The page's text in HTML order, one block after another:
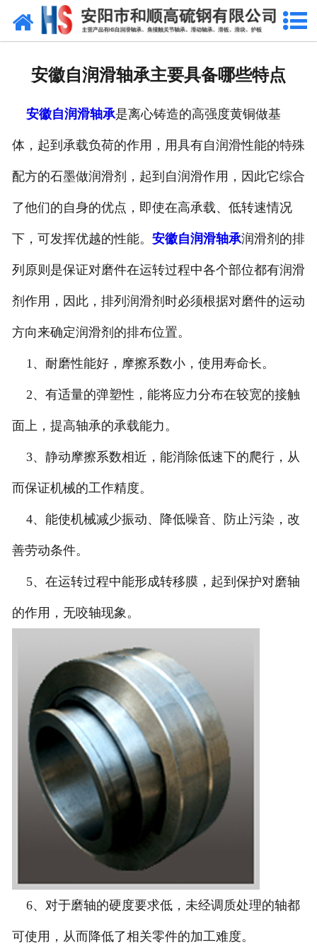
网站首页
技术参数
业绩证明
联系我们
安徽自润滑轴承主要具备哪些特点
安徽自润滑轴承是离心铸造的高强度黄铜做基
体，起到承载负荷的作用，用具有自润滑性能的特殊
配方的石墨做润滑剂，起到自润滑作用，因此它综合
了他们的自身的优点，即使在高承载、低转速情况
下，可发挥优越的性能。 安徽自润滑轴承润滑剂的排
列原则是保证对磨件在运转过程中各个部位都有润滑
剂作用，因此，排列润滑剂时必须根据对磨件的运动
方向来确定润滑剂的排布位置。
1、耐磨性能好，摩擦系数小，使用寿命长。
2、有适量的弹塑性，能将应力分布在较宽的接触
面上，提高轴承的承载能力。
3、静动摩擦系数相近，能消除低速下的爬行，从
而保证机械的工作精度。
4、能使机械减少振动、降低噪音、防止污染，改
善劳动条件。
5、在运转过程中能形成转移膜，起到保护对磨轴
的作用，无咬轴现象。
6、对于磨轴的硬度要求低，未经调质处理的轴都
可使用，从而降低了相关零件的加工难度。